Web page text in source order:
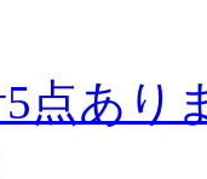
点あり